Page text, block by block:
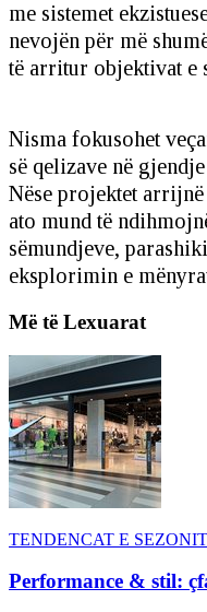
me sistemet
nevojën për më
të arritur objektivat e
Nisma fokusohet
së qelizave në
Nëse projektet
ato mund të
sëmundjeve,
eksplorimin e
Më të Lexuarat
TENDENCAT E SEZONIT
Performance & stil: